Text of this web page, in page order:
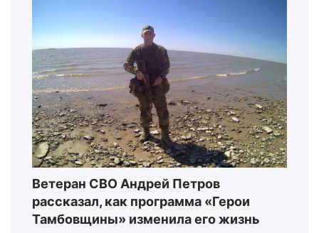
Ветеран СВО Андрей Петров
рассказал, как программа «Герои
Тамбовщины» изменила его жизнь